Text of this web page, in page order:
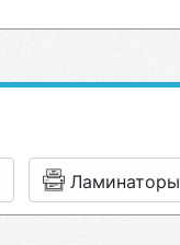
Ламинаторы